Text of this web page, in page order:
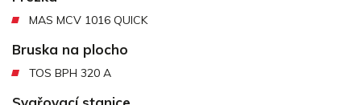
MAS MCV 1016 QUICK
Bruska na plocho
TOS BPH 320 A